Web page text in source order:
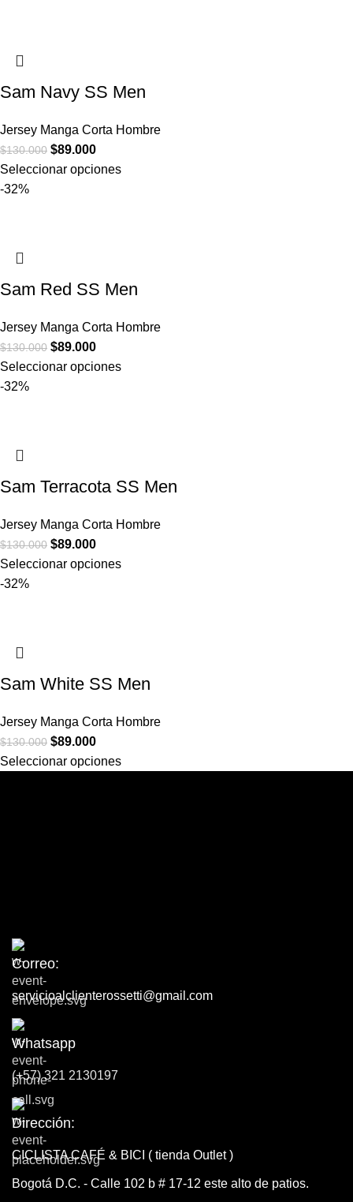
Sam Navy SS Men
Jersey Manga Corta Hombre
$130.000 $89.000
Seleccionar opciones
-32%
Sam Red SS Men
Jersey Manga Corta Hombre
$130.000 $89.000
Seleccionar opciones
-32%
Sam Terracota SS Men
Jersey Manga Corta Hombre
$130.000 $89.000
Seleccionar opciones
-32%
Sam White SS Men
Jersey Manga Corta Hombre
$130.000 $89.000
Seleccionar opciones
Correo:
servicioalclienterossetti@gmail.com
Whatsapp
(+57) 321 2130197
Dirección:
CICLISTA CAFÉ & BICI ( tienda Outlet )
Bogotá D.C. - Calle 102 b # 17-12 este alto de patios.